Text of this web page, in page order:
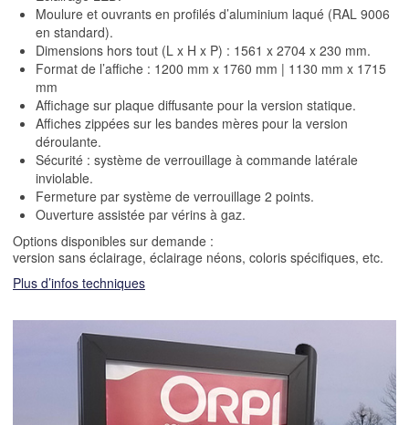
Moulure et ouvrants en profilés d’aluminium laqué (RAL 9006
en standard).
Dimensions hors tout (L x H x P) : 1561 x 2704 x 230 mm.
Format de l’affiche : 1200 mm x 1760 mm | 1130 mm x 1715
mm
Affichage sur plaque diffusante pour la version statique.
Affiches zippées sur les bandes mères pour la version
déroulante.
Sécurité : système de verrouillage à commande latérale
inviolable.
Fermeture par système de verrouillage 2 points.
Ouverture assistée par vérins à gaz.
Options disponibles sur demande :
version sans éclairage, éclairage néons, coloris spécifiques, etc.
Plus d’infos techniques